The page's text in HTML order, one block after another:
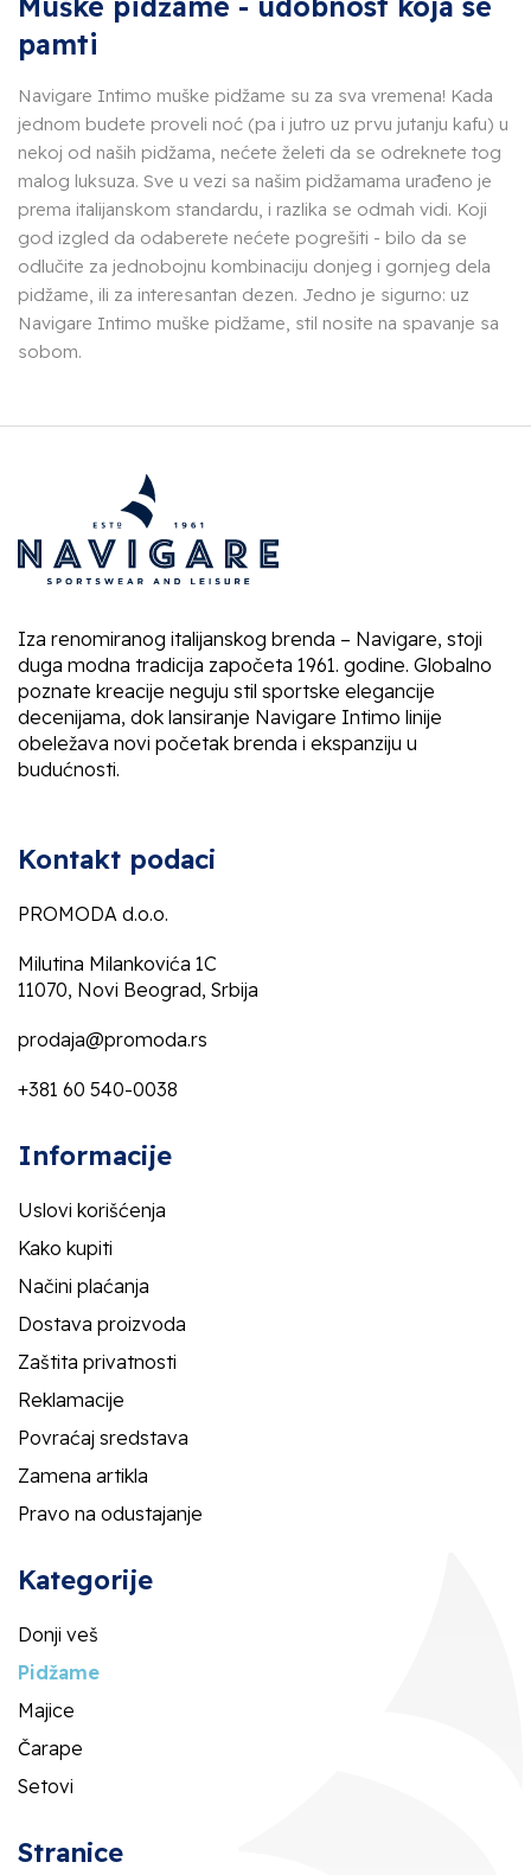
pamti
Navigare Intimo muške pidžame su za sva vremena! Kada
jednom budete proveli noć (pa i jutro uz prvu jutanju kafu) u
nekoj od naših pidžama, nećete želeti da se odreknete tog
malog luksuza. Sve u vezi sa našim pidžamama urađeno je
prema italijanskom standardu, i razlika se odmah vidi. Koji
god izgled da odaberete nećete pogrešiti - bilo da se
odlučite za jednobojnu kombinaciju donjeg i gornjeg dela
pidžame, ili za interesantan dezen. Jedno je sigurno: uz
Navigare Intimo muške pidžame, stil nosite na spavanje sa
sobom.
Iza renomiranog italijanskog brenda – Navigare, stoji
duga modna tradicija započeta 1961. godine. Globalno
poznate kreacije neguju stil sportske elegancije
decenijama, dok lansiranje Navigare Intimo linije
obeležava novi početak brenda i ekspanziju u
budućnosti.
Kontakt podaci
PROMODA d.o.o.
Milutina Milankovića 1C
11070, Novi Beograd, Srbija
prodaja@promoda.rs
+381 60 540-0038
Informacije
Uslovi korišćenja
Kako kupiti
Načini plaćanja
Dostava proizvoda
Zaštita privatnosti
Reklamacije
Povraćaj sredstava
Zamena artikla
Pravo na odustajanje
Kategorije
Donji veš
Pidžame
Majice
Čarape
Setovi
Stranice